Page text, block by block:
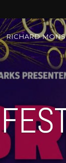
RICHARD